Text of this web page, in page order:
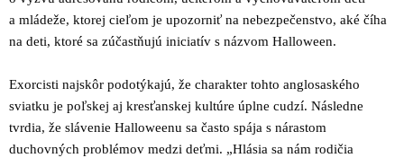
a mládeže, ktorej cieľom je upozorniť na nebezpečenstvo, aké číha
na deti, ktoré sa zúčastňujú iniciatív s názvom Halloween.
Exorcisti najskôr podotýkajú, že charakter tohto anglosaského
sviatku je poľskej aj kresťanskej kultúre úplne cudzí. Následne
tvrdia, že slávenie Halloweenu sa často spája s nárastom
duchovných problémov medzi deťmi. „Hlásia sa nám rodičia